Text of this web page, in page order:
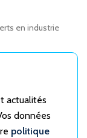
en industrie
actualités
données
politique